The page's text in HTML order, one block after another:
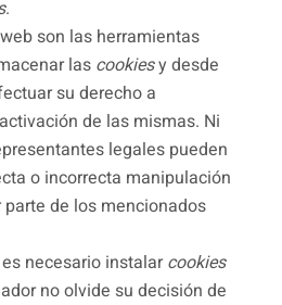
.
son las herramientas
las cookiesy desde
su derecho a
de las mismas. Ni
legales pueden
o incorrecta manipulación
de los mencionados
necesario instalarcookies
no olvide su decisión de